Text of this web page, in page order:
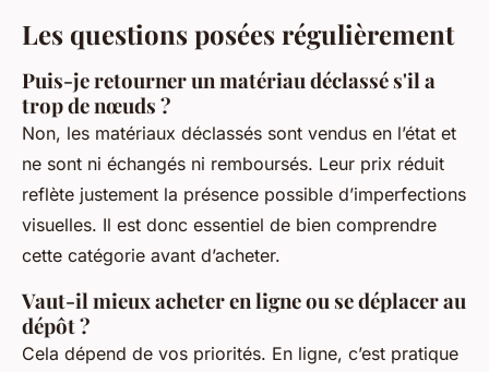
Les questions posées régulièrement
Puis-je retourner un matériau déclassé s'il a
trop de nœuds ?
Non, les matériaux déclassés sont vendus en l’état et
ne sont ni échangés ni remboursés. Leur prix réduit
reflète justement la présence possible d’imperfections
visuelles. Il est donc essentiel de bien comprendre
cette catégorie avant d’acheter.
Vaut-il mieux acheter en ligne ou se déplacer au
dépôt ?
Cela dépend de vos priorités. En ligne, c’est pratique